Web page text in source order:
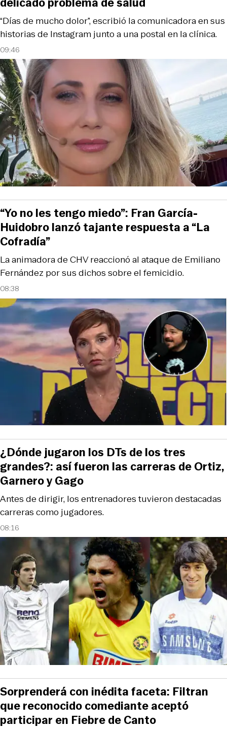
09:46
“Días de mucho dolor”, escribió la comunicadora en sus
historias de Instagram junto a una postal en la clínica.
08:38
La animadora de CHV reaccionó al ataque de Emiliano
Fernández por sus dichos sobre el femicidio.
“Yo no les tengo miedo”: Fran García-
Huidobro lanzó tajante respuesta a “La
Cofradía”
08:16
Antes de dirigir, los entrenadores tuvieron destacadas
carreras como jugadores.
¿Dónde jugaron los DTs de los tres
grandes?: así fueron las carreras de Ortiz,
Garnero y Gago
Sorprenderá con inédita faceta: Filtran
que reconocido comediante aceptó
participar en Fiebre de Canto